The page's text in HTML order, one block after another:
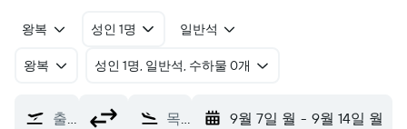
왕복 성인 1명 일반석
왕복 ​성인 1명, 일반석, 수하물 0개
출발지 목적지 9월 7일 월 - 9월 14일 월